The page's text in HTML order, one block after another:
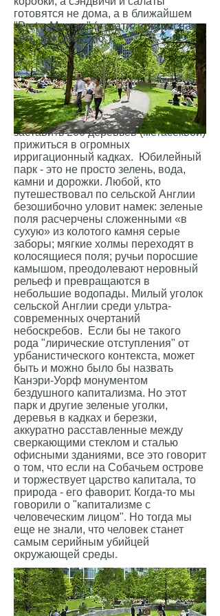
Вышеупомянутый Юбилейный Парк
на самом деле «roof garden», т.е. сад
на крыше. Он расположен на крыше
станции метро и является
результатом достаточно трудоемкого
процесса: чего стоило только
заставить 200 деревьев (метасеквой)
прижиться в огромных
ирригационный кадках. Юбилейный
парк - это не просто зелень, вода,
камни и дорожки. Любой, кто
путешествовал по сельской Англии
безошибочно уловит намек: зеленые
поля расчерчены сложенными «в
сухую» из колотого камня серые
заборы; мягкие холмы переходят в
колосящиеся поля; ручьи поросшие
камышом, преодолевают неровный
рельеф и превращаются в
небольшие водопады. Милый уголок
сельской Англии среди ультра-
современных очертаний
небоскребов. Если бы не такого
рода "лирические отступления" от
урбанистического контекста, может
быть и можно было бы назвать
Канэри-Уорф монументом
бездушного капитализма. Но этот
парк и другие зеленые уголки,
деревья в кадках и березки,
аккуратно расставленные между
сверкающими стеклом и сталью
офисными зданиями, все это говорит
о том, что если на Собачьем острове
и торжествует царство капитала, то
природа - его фаворит. Когда-то мы
говорили о "капитализме с
человеческим лицом". Но тогда мы
еще не знали, что человек станет
самым серийным убийцей
окружающей среды.
готовятся не дома, а в ближайшем
"Pret a Manger" (к стати, прекрасная
сеть, рекомендую").